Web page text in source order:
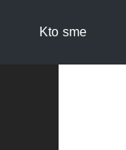
Kto sme